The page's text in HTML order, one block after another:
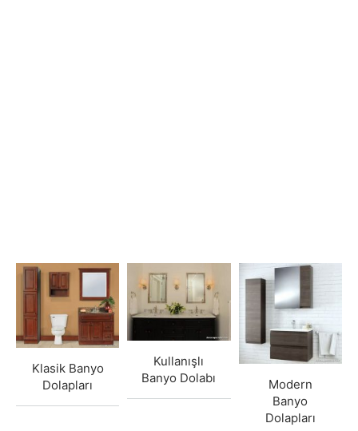
Klasik Banyo
Dolapları
Kullanışlı
Banyo Dolabı
Modern
Banyo
Dolapları